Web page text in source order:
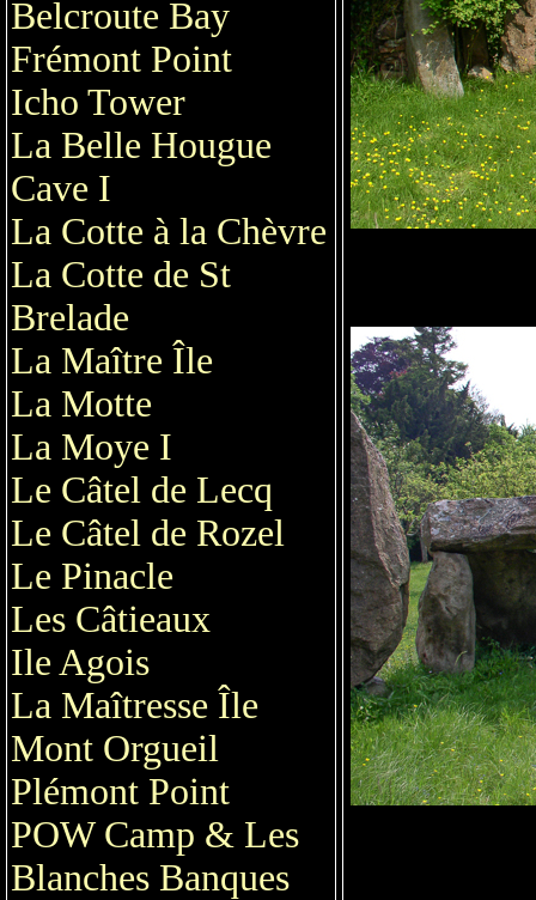
Belcroute Bay
Frémont Point
Icho Tower
La Belle Hougue
Cave I
La Cotte à la Chèvre
La Cotte de St
Brelade
La Maître Île
La Motte
La Moye I
Le Câtel de Lecq
Le Câtel de Rozel
Le Pinacle
Les Câtieaux
Ile Agois
La Maîtresse Île
Mont Orgueil
Plémont Point
POW Camp & Les
Blanches Banques